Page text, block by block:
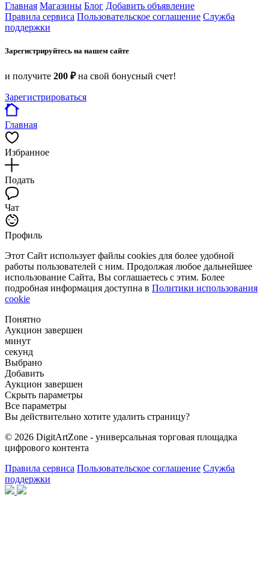
Главная Магазины Блог Добавить объявление
Правила сервиса Пользовательское соглашение Служба
поддержки
Зарегистрируйтесь на нашем сайте
и получите 200 ₽на свой бонусный счет!
Зарегистрироваться
Главная
Избранное
Подать
Чат
Профиль
Этот Сайт использует файлы cookies для более удобной
работы пользователей с ним. Продолжая любое дальнейшее
использование Сайта, Вы соглашаетесь с этим. Более
подробная информация доступна в Политики использования
cookie
Понятно
Аукцион завершен
минут
секунд
Выбрано
Добавить
Аукцион завершен
Скрыть параметры
Все параметры
Вы действительно хотите удалить страницу?
© 2026 DigitArtZone - универсальная торговая площадка
цифрового контента
Правила сервиса Пользовательское соглашение Служба
поддержки